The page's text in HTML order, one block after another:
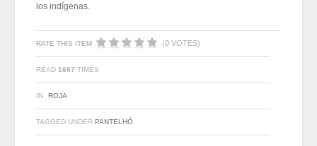
los indígenas.
RATE THIS ITEM (0 VOTES)
READ 1667 TIMES
IN ROJA
TAGGED UNDER PANTELHÓ